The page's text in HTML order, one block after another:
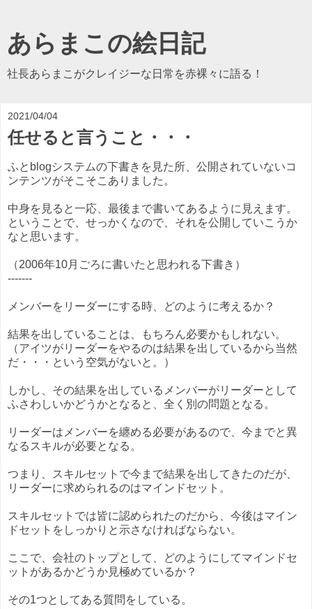
あらまこの絵日記
社長あらまこがクレイジーな日常を赤裸々に語る！
2021/04/04
任せると言うこと・・・
ふとblogシステムの下書きを見た所、公開されていないコ
ンテンツがそこそこありました。
中身を見ると一応、最後まで書いてあるように見えます。
ということで、せっかくなので、それを公開していこうか
なと思います。
（2006年10月ごろに書いたと思われる下書き）
-------
メンバーをリーダーにする時、どのように考えるか？
結果を出していることは、もちろん必要かもしれない。
（アイツがリーダーをやるのは結果を出しているから当然
だ・・・という空気がないと。）
しかし、その結果を出しているメンバーがリーダーとして
ふさわしいかどうかとなると、全く別の問題となる。
リーダーはメンバーを纏める必要があるので、今までと異
なるスキルが必要となる。
つまり、スキルセットで今まで結果を出してきたのだが、
リーダーに求められるのはマインドセット。
スキルセットでは皆に認められたのだから、今後はマイン
ドセットをしっかりと示さなければならない。
ここで、会社のトップとして、どのようにしてマインドセ
ットがあるかどうか見極めているか？
その1つとしてある質問をしている。